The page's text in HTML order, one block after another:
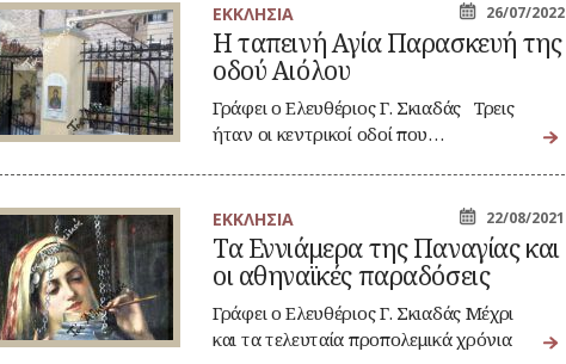
ΕΚΚΛΗΣΙΑ 26/07/2022
Η ταπεινή Αγία Παρασκευή της
οδού Αιόλου
Γράφει ο Ελευθέριος Γ. Σκιαδάς Τρεις
ήταν οι κεντρικοί οδοί που…
ΕΚΚΛΗΣΙΑ 22/08/2021
Τα Εννιάμερα της Παναγίας και
οι αθηναϊκές παραδόσεις
Γράφει ο Ελευθέριος Γ. Σκιαδάς Μέχρι
και τα τελευταία προπολεμικά χρόνια